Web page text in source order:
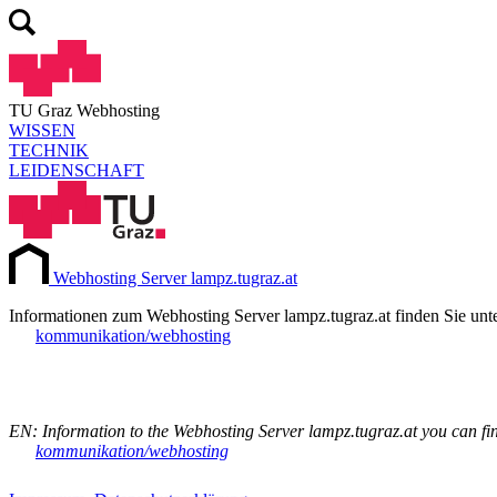
TU Graz Webhosting
WISSEN
TECHNIK
LEIDENSCHAFT
Webhosting Server lampz.tugraz.at
Informationen zum Webhosting Server lampz.tugraz.at finden Sie
kommunikation/webhosting
EN: Information to the Webhosting Server lampz.tugraz.at you can
kommunikation/webhosting